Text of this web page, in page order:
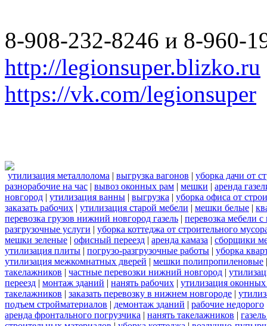
8-908-232-8246 и 8-960-
http://legionsuper.blizko.ru
https://vk.com/legionsuper
утилизация металлолома | выгрузка вагонов | уборка дачи от
разнорабочие на час | вывоз оконных рам | мешки | аренда
новгород | утилизация ванны | выгрузка | уборка офиса от
заказать рабочих | утилизация старой мебели | мешки белые |
перевозка грузов нижний новгород газель | перевозка мебели
разгрузочные услуги | уборка коттеджа от строительного
мешки зеленые | офисный переезд | аренда камаза | сборщики
утилизация плиты | погрузо-разгрузочные работы | уборка
утилизация межкомнатных дверей | мешки полипропиленовые
такелажников | частные перевозки нижний новгород |
переезд | монтаж зданий | нанять рабочих | утилизация
такелажников | заказать перевозку в нижнем новгороде |
подъем стройматериалов | демонтаж зданий | рабочие недорого
аренда фронтального погрузчика | нанять такелажников |